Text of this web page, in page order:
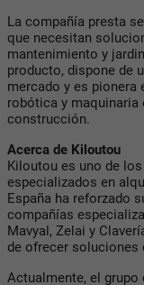
La compañía presta
que necesitan
mantenimiento y
producto, dispone de
mercado y es pionera
robótica y maquinaria
construcción.
Acerca de Kiloutou
Kiloutou es uno de
especializados en
España ha reforzado
compañías
Mavyal, Zelai y
de ofrecer soluciones
Actualmente, el grupo